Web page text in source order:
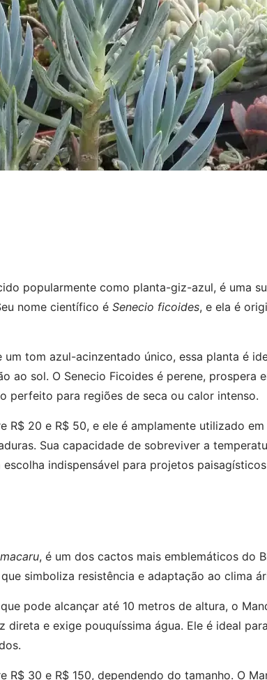
popularmente como planta-giz-azul, é uma
nome científico é Senecio ficoides, e ela é
um tom azul-acinzentado único, essa planta é
ao sol. O Senecio Ficoides é perene, prospera
perfeito para regiões de seca ou calor intenso.
R$ 20 e R$ 50, e ele é amplamente utilizado
Sua capacidade de sobreviver a
indispensável para projetos
, é um dos cactos mais emblemáticos do
simboliza resistência e adaptação ao clima
pode alcançar até 10 metros de altura, o
direta e exige pouquíssima água. Ele é ideal
R$ 30 e R$ 150, dependendo do tamanho. O